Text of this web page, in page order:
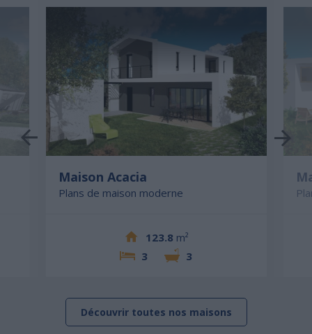
Maison Acacia
Plans de maison moderne
123.8 m²
3
3
Découvrir toutes nos maisons